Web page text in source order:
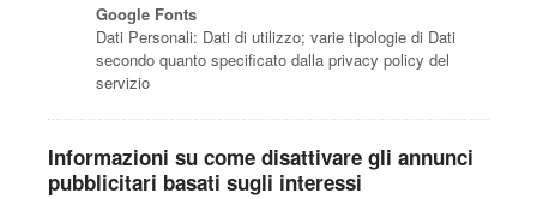
Google Fonts
Dati Personali: Dati di utilizzo; varie tipologie di Dati
secondo quanto specificato dalla privacy policy del
servizio
Informazioni su come disattivare gli annunci
pubblicitari basati sugli interessi